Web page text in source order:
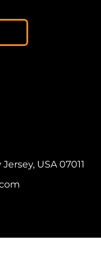
USA 07011